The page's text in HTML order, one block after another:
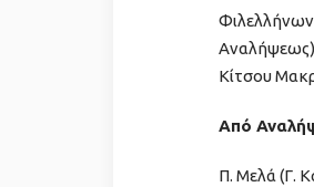
Κίτσου
Από
Π. Μελά (Γ.